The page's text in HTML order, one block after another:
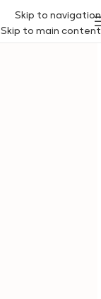
Skip to navigation
Skip to main content